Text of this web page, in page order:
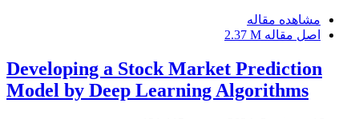
مشاهده مقاله
اصل مقاله 2.37 M
Developing a Stock Market Prediction
Model by Deep Learning Algorithms